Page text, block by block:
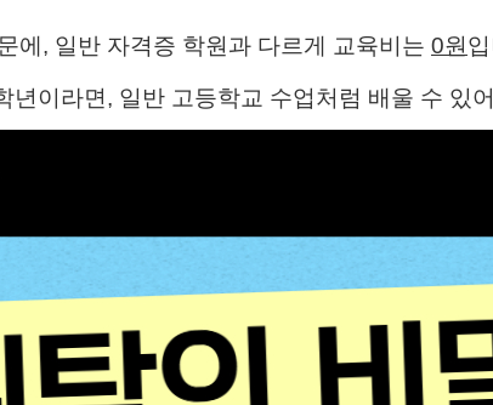
에, 일반 자격증 학원과 다르게 교육비는 0원
년이라면, 일반 고등학교 수업처럼 배울 수 있